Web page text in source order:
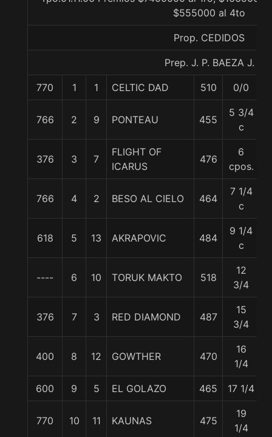
$555000 al 4to
Prop. CEDIDOS
Prep. J. P. BAEZA J.
770 1 1 CELTIC DAD 510 0/0
766 2 9 PONTEAU 455
5 3/4
c
376 3 7
FLIGHT OF
ICARUS
476
6
cpos.
766 4 2 BESO AL CIELO 464
7 1/4
c
618 5 13 AKRAPOVIC 484
9 1/4
c
---- 6 10 TORUK MAKTO 518
12
3/4
376 7 3 RED DIAMOND 487
15
3/4
400 8 12 GOWTHER 470
16
1/4
600 9 5 EL GOLAZO 465 17 1/4
770 10 11 KAUNAS 475
19
1/4